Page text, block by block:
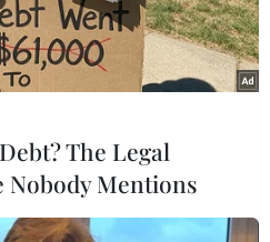
năm, các đơn vị tập
thực hiện nghiêm túc
tăng cường cải cách
gian thực hiện việc
sau giấy chứng nhận
The Legal
Nobody Mentions